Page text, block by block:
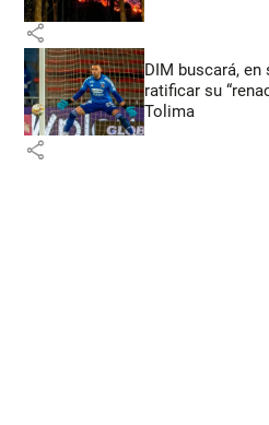
share
DIM buscará,
ratificar su
Tolima
share